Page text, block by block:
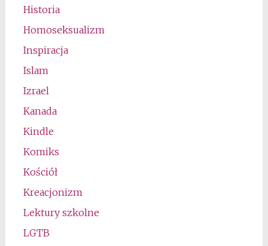
Historia
Homoseksualizm
Inspiracja
Islam
Izrael
Kanada
Kindle
Komiks
Kościół
Kreacjonizm
Lektury szkolne
LGTB